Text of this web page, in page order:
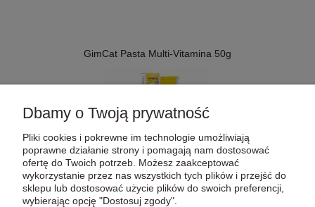
GimCat Pasta Multi-Vitamina 50g
Dbamy o Twoją prywatność
Pliki cookies i pokrewne im technologie umożliwiają
poprawne działanie strony i pomagają nam dostosować
ofertę do Twoich potrzeb. Możesz zaakceptować
wykorzystanie przez nas wszystkich tych plików i przejść do
sklepu lub dostosować użycie plików do swoich preferencji,
wybierając opcję "Dostosuj zgody".